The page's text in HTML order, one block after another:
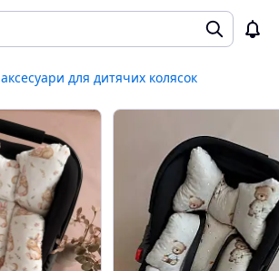
для дитячих колясок